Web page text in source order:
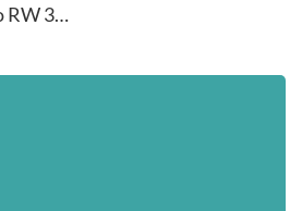
RW 3…